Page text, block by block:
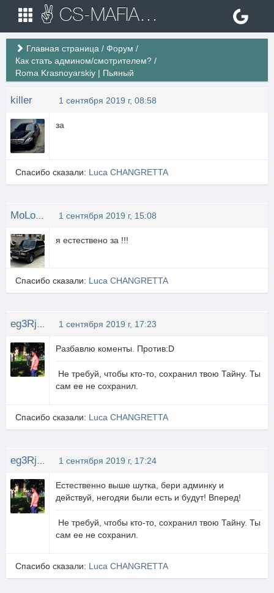
✌ CS-MAFIA.RU ✌ Игровые сервера Counter Strike 1.6
Главная страница / Форум /
Как стать админом/смотрителем? /
Roma Krasnoyarskiy | Пьяный
killer 1 сентября 2019 г, 08:58
за
Спасибо сказали: Luca CHANGRETTA
1 сентября 2019 г, 15:08
я естествено за !!!
Спасибо сказали: Luca CHANGRETTA
1 сентября 2019 г, 17:23
Разбавлю коменты. Против:D
Не требуй, чтобы кто-то, сохранил твою Тайну. Ты
сам ее не сохранил.
Спасибо сказали: Luca CHANGRETTA
1 сентября 2019 г, 17:24
Естественно выше шутка, бери админку и
действуй, негодяи были есть и будут! Вперед!
Не требуй, чтобы кто-то, сохранил твою Тайну. Ты
сам ее не сохранил.
Спасибо сказали: Luca CHANGRETTA